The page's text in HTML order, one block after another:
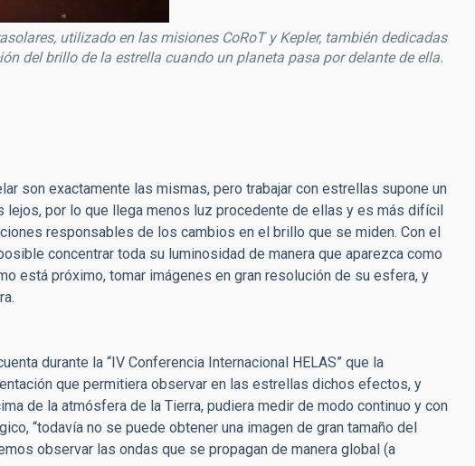
utilizado en las misiones CoRoT y Kepler, también dedicadas
del brillo de la estrella cuando un planeta pasa por delante de ella.
son exactamente las mismas, pero trabajar con estrellas supone un
lejos, por lo que llega menos luz procedente de ellas y es más difícil
responsables de los cambios en el brillo que se miden. Con el
concentrar toda su luminosidad de manera que aparezca como
está próximo, tomar imágenes en gran resolución de su esfera, y
durante la “IV Conferencia Internacional HELAS” que la
que permitiera observar en las estrellas dichos efectos, y
de la atmósfera de la Tierra, pudiera medir de modo continuo y con
“todavía no se puede obtener una imagen de gran tamaño del
observar las ondas que se propagan de manera global (a